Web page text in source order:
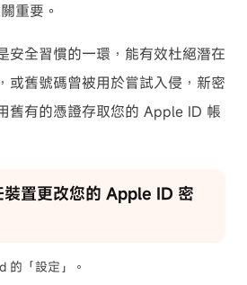
重要。
安全習慣的一環，能有效杜絕潛在
或舊號碼曾被用於嘗試入侵，新密
舊有的憑證存取您的 Apple ID 帳
裝置更改您的 Apple ID 密
的「設定」。